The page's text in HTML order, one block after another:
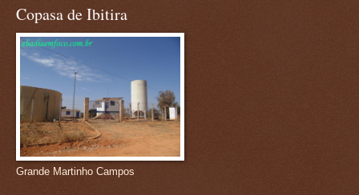
Copasa de Ibitira
Grande Martinho Campos